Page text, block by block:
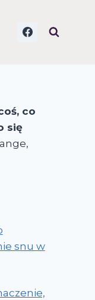
co
się
snu w